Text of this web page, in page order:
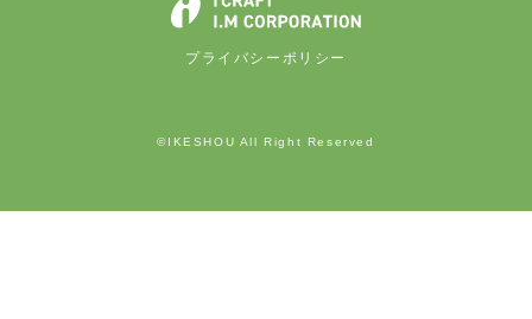
プライバシーポリシー
©IKESHOU All Right Reserved